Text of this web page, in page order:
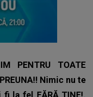
PENTRU TOATE
Nimic nu te
la fel FĂRĂ TINE!,